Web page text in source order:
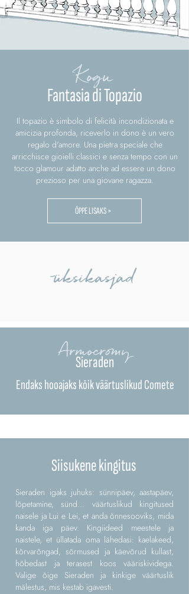
Kogu
Fantasia di Topazio
Il topazio è simbolo di felicità incondizionata e
amicizia profonda, riceverlo in dono è un vero
regalo d'amore. Una pietra speciale che
arricchisce gioielli classici e senza tempo con un
tocco glamour adatto anche ad essere un dono
prezioso per una giovane ragazza.
ÕPPE LISAKS >
üksikasjad
Armocromy
Sieraden
Endaks hooajaks kõik väärtuslikud Comete
Siisukene kingitus
Sieraden igaks juhuks: sünnipäev, aastapäev,
lõpetamine, sünd... väärtuslikud kingitused
naisele ja Lui e Lei, et anda õnnesooviks, mida
kanda iga päev. Kingiideed meestele ja
naistele, et üllatada oma lähedasi: kaelakeed,
kõrvarõngad, sõrmused ja käevõrud kullast,
hõbedast ja terasest koos vääriskividega.
Valige õige Sieraden ja kinkige väärtuslik
mälestus, mis kestab igavesti.